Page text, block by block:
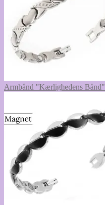
Armbånd "Kærlighedens Bånd"